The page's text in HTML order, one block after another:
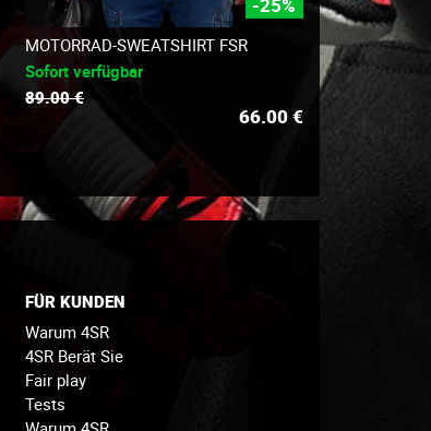
-25%
MOTORRAD-SWEATSHIRT FSR
Sofort verfügbar
89.00 €
66.00€
FÜR KUNDEN
Warum 4SR
4SR Berät Sie
Fair play
Tests